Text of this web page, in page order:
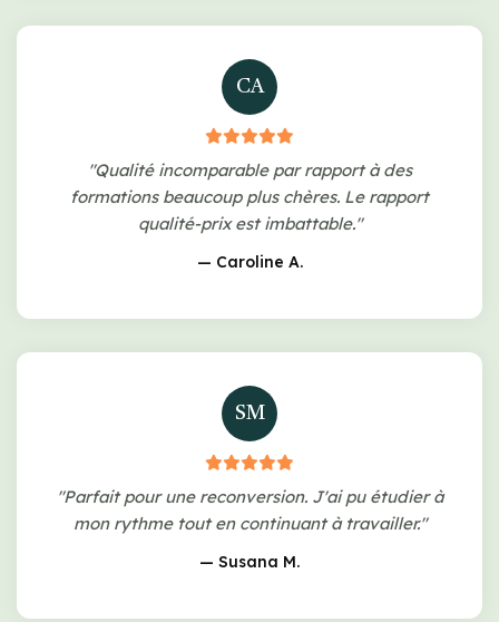
CA
"Qualité incomparable par rapport à des
formations beaucoup plus chères. Le rapport
qualité-prix est imbattable."
— Caroline A.
SM
"Parfait pour une reconversion. J'ai pu étudier à
mon rythme tout en continuant à travailler."
— Susana M.